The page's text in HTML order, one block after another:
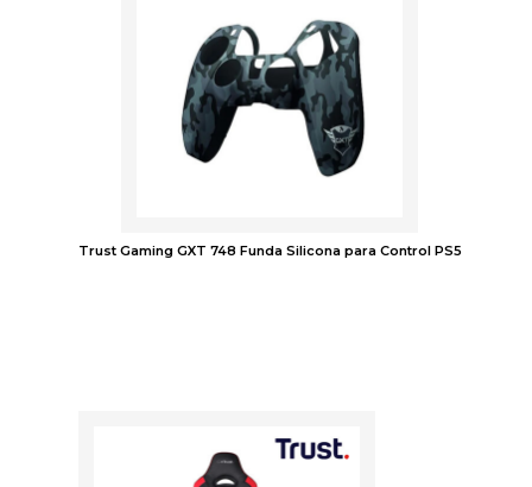
Trust Gaming GXT 748 Funda Silicona para Control PS5